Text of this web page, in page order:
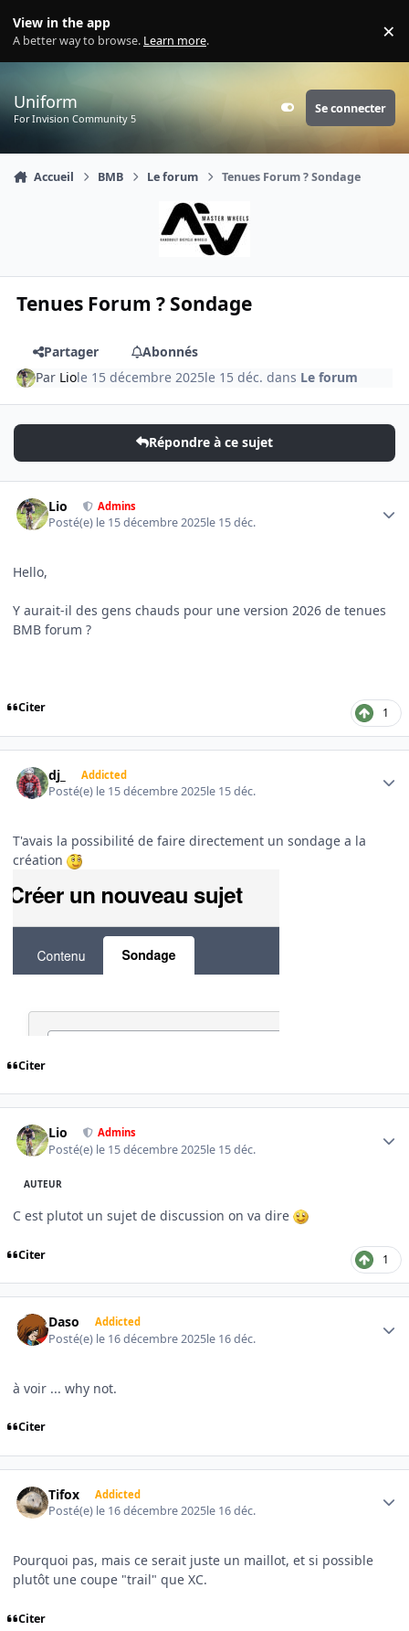
View in the app
A better way to browse. Learn more. ×
Uniform
For Invision Community 5 Customizer
Se connecter
Accueil BMB Le forum Tenues Forum ? Sondage
Tenues Forum ? Sondage
Partager
Abonnés
Par Liole 15 décembre 2025le 15 déc. dans Le forum
Répondre à ce sujet
Lio Admins
Posté(e) le 15 décembre 2025le 15 déc.
Hello,
Y aurait-il des gens chauds pour une version 2026 de tenues
BMB forum ?
Citer 1
dj_ Addicted
Posté(e) le 15 décembre 2025le 15 déc.
T'avais la possibilité de faire directement un sondage a la
création
Citer
Lio Admins
Posté(e) le 15 décembre 2025le 15 déc.
AUTEUR
C est plutot un sujet de discussion on va dire
Citer 1
Daso Addicted
Posté(e) le 16 décembre 2025le 16 déc.
à voir ... why not.
Citer
Tifox Addicted
Posté(e) le 16 décembre 2025le 16 déc.
Pourquoi pas, mais ce serait juste un maillot, et si possible
plutôt une coupe "trail" que XC.
Citer